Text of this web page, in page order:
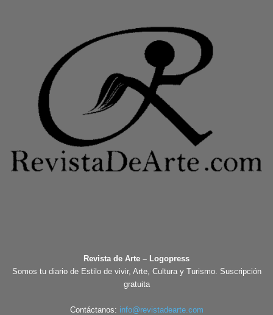
Revista de Arte – Logopress
Somos tu diario de Estilo de vivir, Arte, Cultura y Turismo. Suscripción
gratuita
Contáctanos: info@revistadearte.com